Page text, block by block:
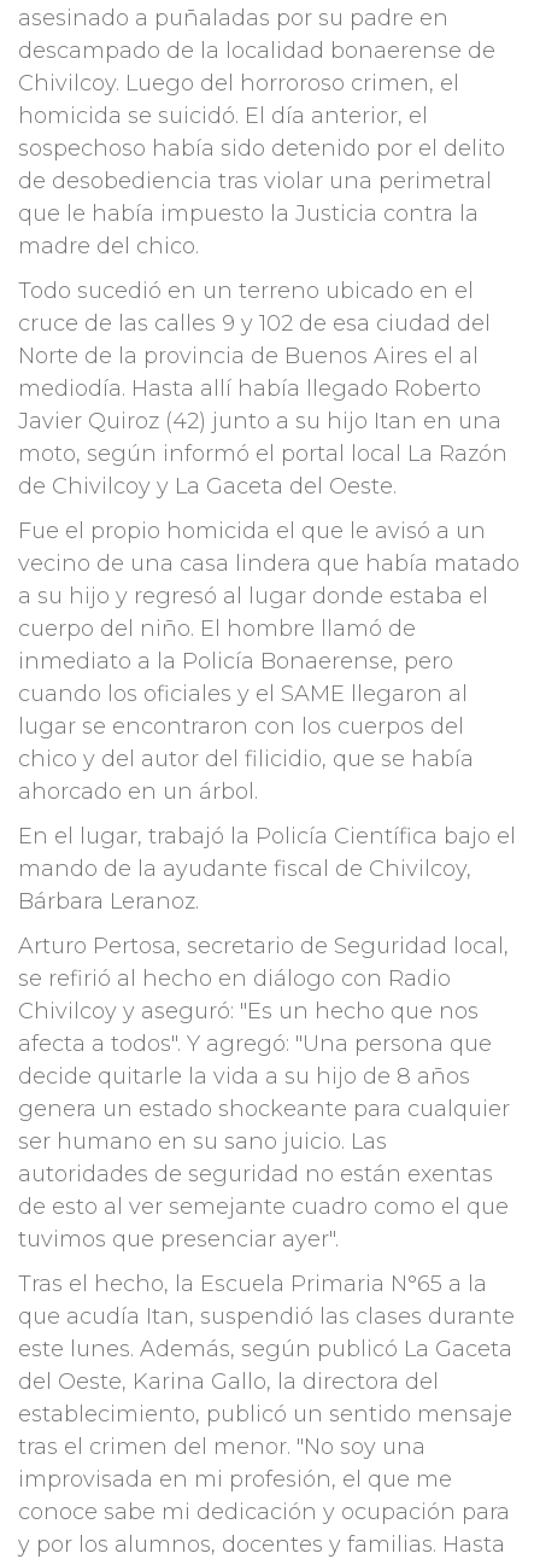
asesinado a puñaladas por su padre en
descampado de la localidad bonaerense de
Chivilcoy. Luego del horroroso crimen, el
homicida se suicidó. El día anterior, el
sospechoso había sido detenido por el delito
de desobediencia tras violar una perimetral
que le había impuesto la Justicia contra la
madre del chico.
Todo sucedió en un terreno ubicado en el
cruce de las calles 9 y 102 de esa ciudad del
Norte de la provincia de Buenos Aires el al
mediodía. Hasta allí había llegado Roberto
Javier Quiroz (42) junto a su hijo Itan en una
moto, según informó el portal local La Razón
de Chivilcoy y La Gaceta del Oeste.
Fue el propio homicida el que le avisó a un
vecino de una casa lindera que había matado
a su hijo y regresó al lugar donde estaba el
cuerpo del niño. El hombre llamó de
inmediato a la Policía Bonaerense, pero
cuando los oficiales y el SAME llegaron al
lugar se encontraron con los cuerpos del
chico y del autor del filicidio, que se había
ahorcado en un árbol.
En el lugar, trabajó la Policía Científica bajo el
mando de la ayudante fiscal de Chivilcoy,
Bárbara Leranoz.
Arturo Pertosa, secretario de Seguridad local,
se refirió al hecho en diálogo con Radio
Chivilcoy y aseguró: "Es un hecho que nos
afecta a todos". Y agregó: "Una persona que
decide quitarle la vida a su hijo de 8 años
genera un estado shockeante para cualquier
ser humano en su sano juicio. Las
autoridades de seguridad no están exentas
de esto al ver semejante cuadro como el que
tuvimos que presenciar ayer".
Tras el hecho, la Escuela Primaria N°65 a la
que acudía Itan, suspendió las clases durante
este lunes. Además, según publicó La Gaceta
del Oeste, Karina Gallo, la directora del
establecimiento, publicó un sentido mensaje
tras el crimen del menor. "No soy una
improvisada en mi profesión, el que me
conoce sabe mi dedicación y ocupación para
y por los alumnos, docentes y familias. Hasta